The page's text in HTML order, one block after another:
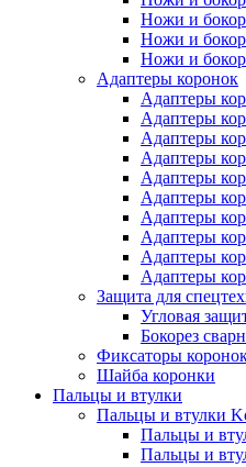
Ножи и
Ножи и
Ножи и
Адаптеры коронок
Адаптеры
Адаптеры
Адаптеры
Адаптеры
Адаптеры
Адаптеры
Адаптеры
Адаптеры
Адаптеры
Адаптеры
Защита для
Угловая
Бокорез
Фиксаторы
Шайба коронки
Пальцы и втулки
Пальцы и втулки
Пальцы и
Пальцы и